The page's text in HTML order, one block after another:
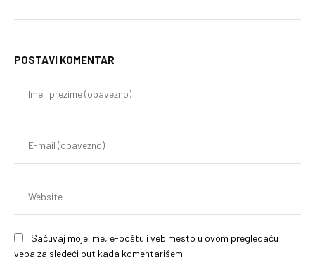
POSTAVI KOMENTAR
Sačuvaj moje ime, e-poštu i veb mesto u ovom pregledaču
veba za sledeći put kada komentarišem.